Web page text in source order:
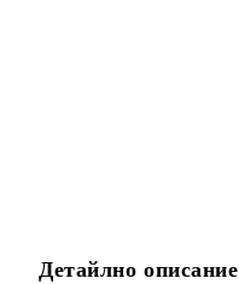
Детайлно описание